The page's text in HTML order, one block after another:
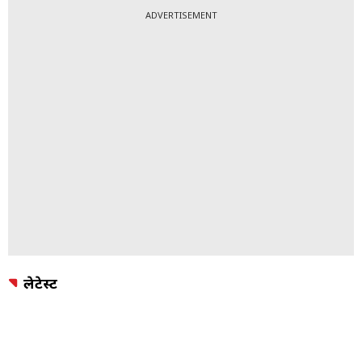
ADVERTISEMENT
लेटेस्ट